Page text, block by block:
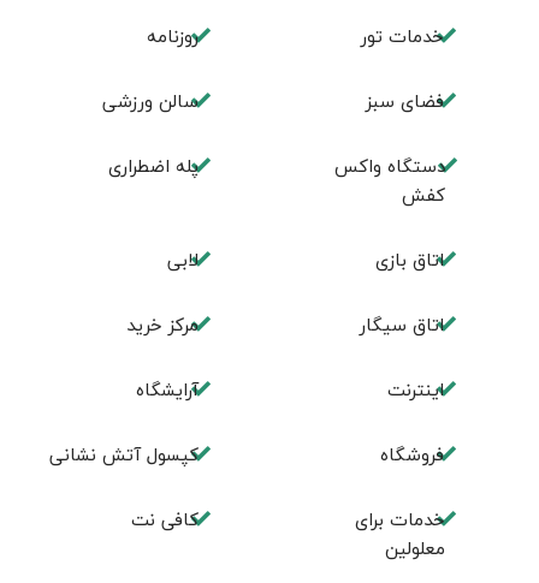
خدمات تور روزنامه
فضای سبز سالن ورزشی
دستگاه واکس
کفش
پله اضطراری
اتاق بازی لابی
اتاق سیگار مرکز خرید
اینترنت آرایشگاه
فروشگاه کپسول آتش نشانی
خدمات برای
معلولین
کافی نت